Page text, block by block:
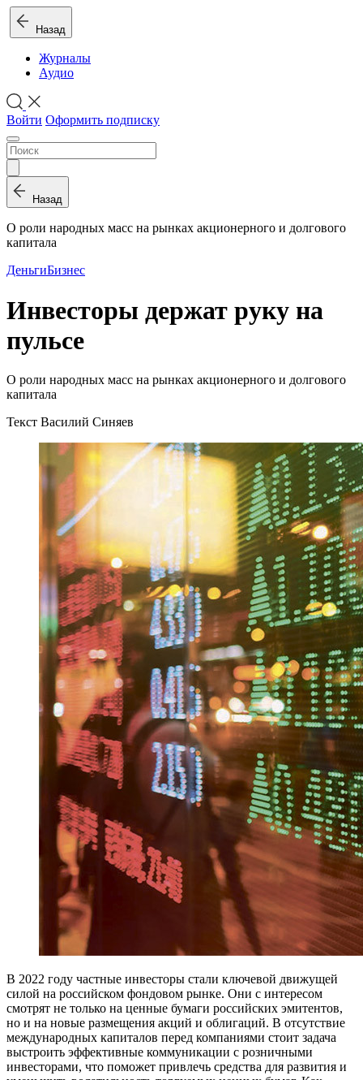
Назад
Журналы
Аудио
Войти Оформить подписку
Назад
О роли народных масс на рынках акционерного и долгового
капитала
ДеньгиБизнес
Инвесторы держат руку на
пульсе
О роли народных масс на рынках акционерного и долгового
капитала
Текст Василий Синяев
В 2022 году частные инвесторы стали ключевой движущей
силой на российском фондовом рынке. Они с интересом
смотрят не только на ценные бумаги российских эмитентов,
но и на новые размещения акций и облигаций. В отсутствие
международных капиталов перед компаниями стоит задача
выстроить эффективные коммуникации с розничными
инвесторами, что поможет привлечь средства для развития и